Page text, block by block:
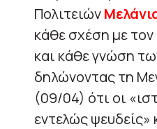
Πολιτειών
κάθε σχέση με τον
και κάθε γνώση
δηλώνοντας τη
(09/04) ότι οι
εντελώς ψευδείς»